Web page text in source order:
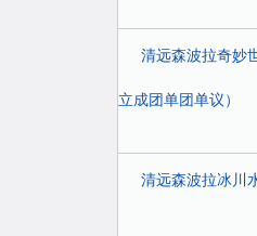
清远森波拉奇妙
立成团单团单议）
清远森波拉冰川